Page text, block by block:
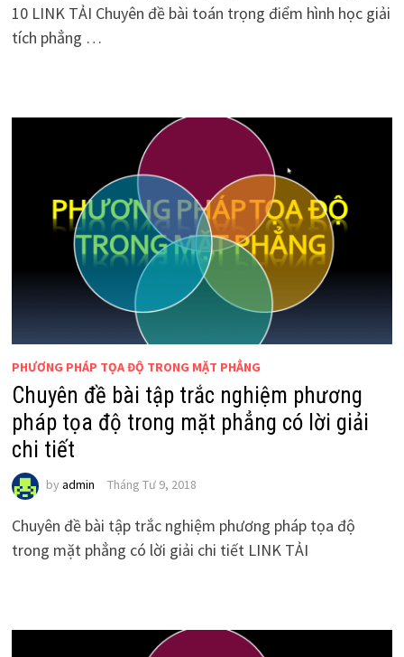
10 LINK TẢI Chuyên đề bài toán trọng điểm hình học giải
tích phẳng …
PHƯƠNG PHÁP TỌA ĐỘ TRONG MẶT PHẲNG
Chuyên đề bài tập trắc nghiệm phương
pháp tọa độ trong mặt phẳng có lời giải
chi tiết
by admin Tháng Tư 9, 2018
Chuyên đề bài tập trắc nghiệm phương pháp tọa độ
trong mặt phẳng có lời giải chi tiết LINK TẢI